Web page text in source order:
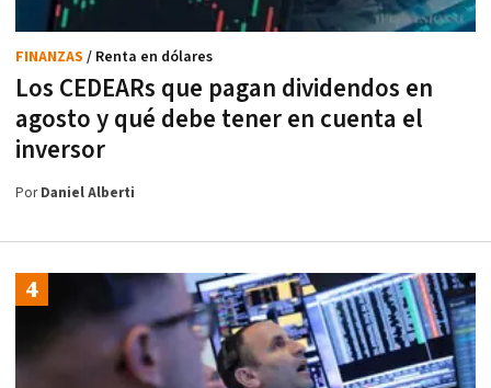
Los CEDEARs que pagan dividendos en
agosto y qué debe tener en cuenta el
inversor
FINANZAS / Renta en dólares
PorDaniel Alberti